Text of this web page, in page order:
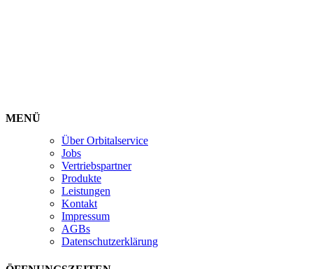
MENÜ
Über Orbitalservice
Jobs
Vertriebspartner
Produkte
Leistungen
Kontakt
Impressum
AGBs
Datenschutzerklärung